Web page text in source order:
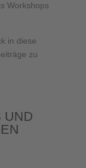
Workshops
in diese
zu
UND